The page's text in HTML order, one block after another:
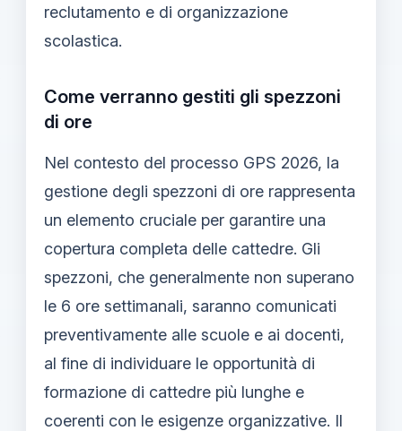
reclutamento e di organizzazione
scolastica.
Come verranno gestiti gli spezzoni
di ore
Nel contesto del processo GPS 2026, la
gestione degli spezzoni di ore rappresenta
un elemento cruciale per garantire una
copertura completa delle cattedre. Gli
spezzoni, che generalmente non superano
le 6 ore settimanali, saranno comunicati
preventivamente alle scuole e ai docenti,
al fine di individuare le opportunità di
formazione di cattedre più lunghe e
coerenti con le esigenze organizzative. Il